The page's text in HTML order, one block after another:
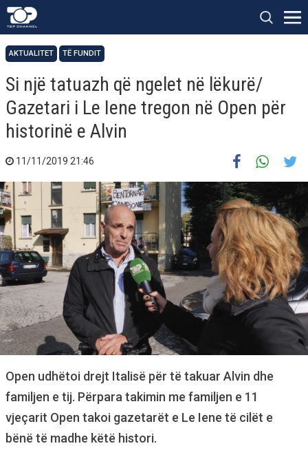
AKTUALITET TË FUNDIT
Si një tatuazh që ngelet në lëkurë/
Gazetari i Le Iene tregon në Open për
historinë e Alvin
11/11/2019 21:46
Open udhëtoi drejt Italisë për të takuar Alvin dhe
familjen e tij. Përpara takimin me familjen e 11
vjeçarit Open takoi gazetarët e Le Iene të cilët e
bënë të madhe këtë histori.